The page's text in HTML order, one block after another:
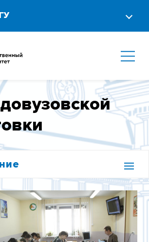
ЭКОЛОГИИ,
СЕЛЬСКОГО И ЛЕСНОГО
ШКОЛА
«АГРОБИОТЕК»